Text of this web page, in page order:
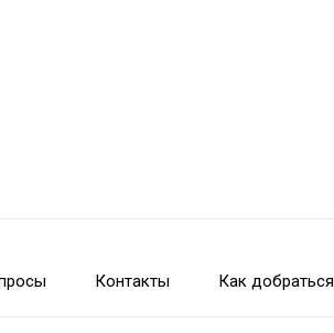
Контакты Как добраться